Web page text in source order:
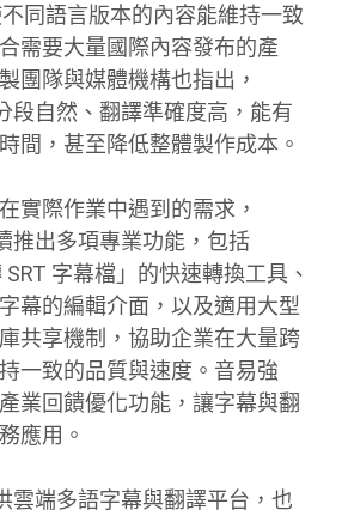
同語言版本的內容能維持一致
需要大量國際內容發布的產
團隊與媒體機構也指出，
段自然、翻譯準確度高，能有
間，甚至降低整體製作成本。
實際作業中遇到的需求，
推出多項專業功能，包括
SRT 字幕檔」的快速轉換工具、
幕的編輯介面，以及適用大型
共享機制，協助企業在大量跨
一致的品質與速度。音易強
業回饋優化功能，讓字幕與翻
應用。
雲端多語字幕與翻譯平台，也